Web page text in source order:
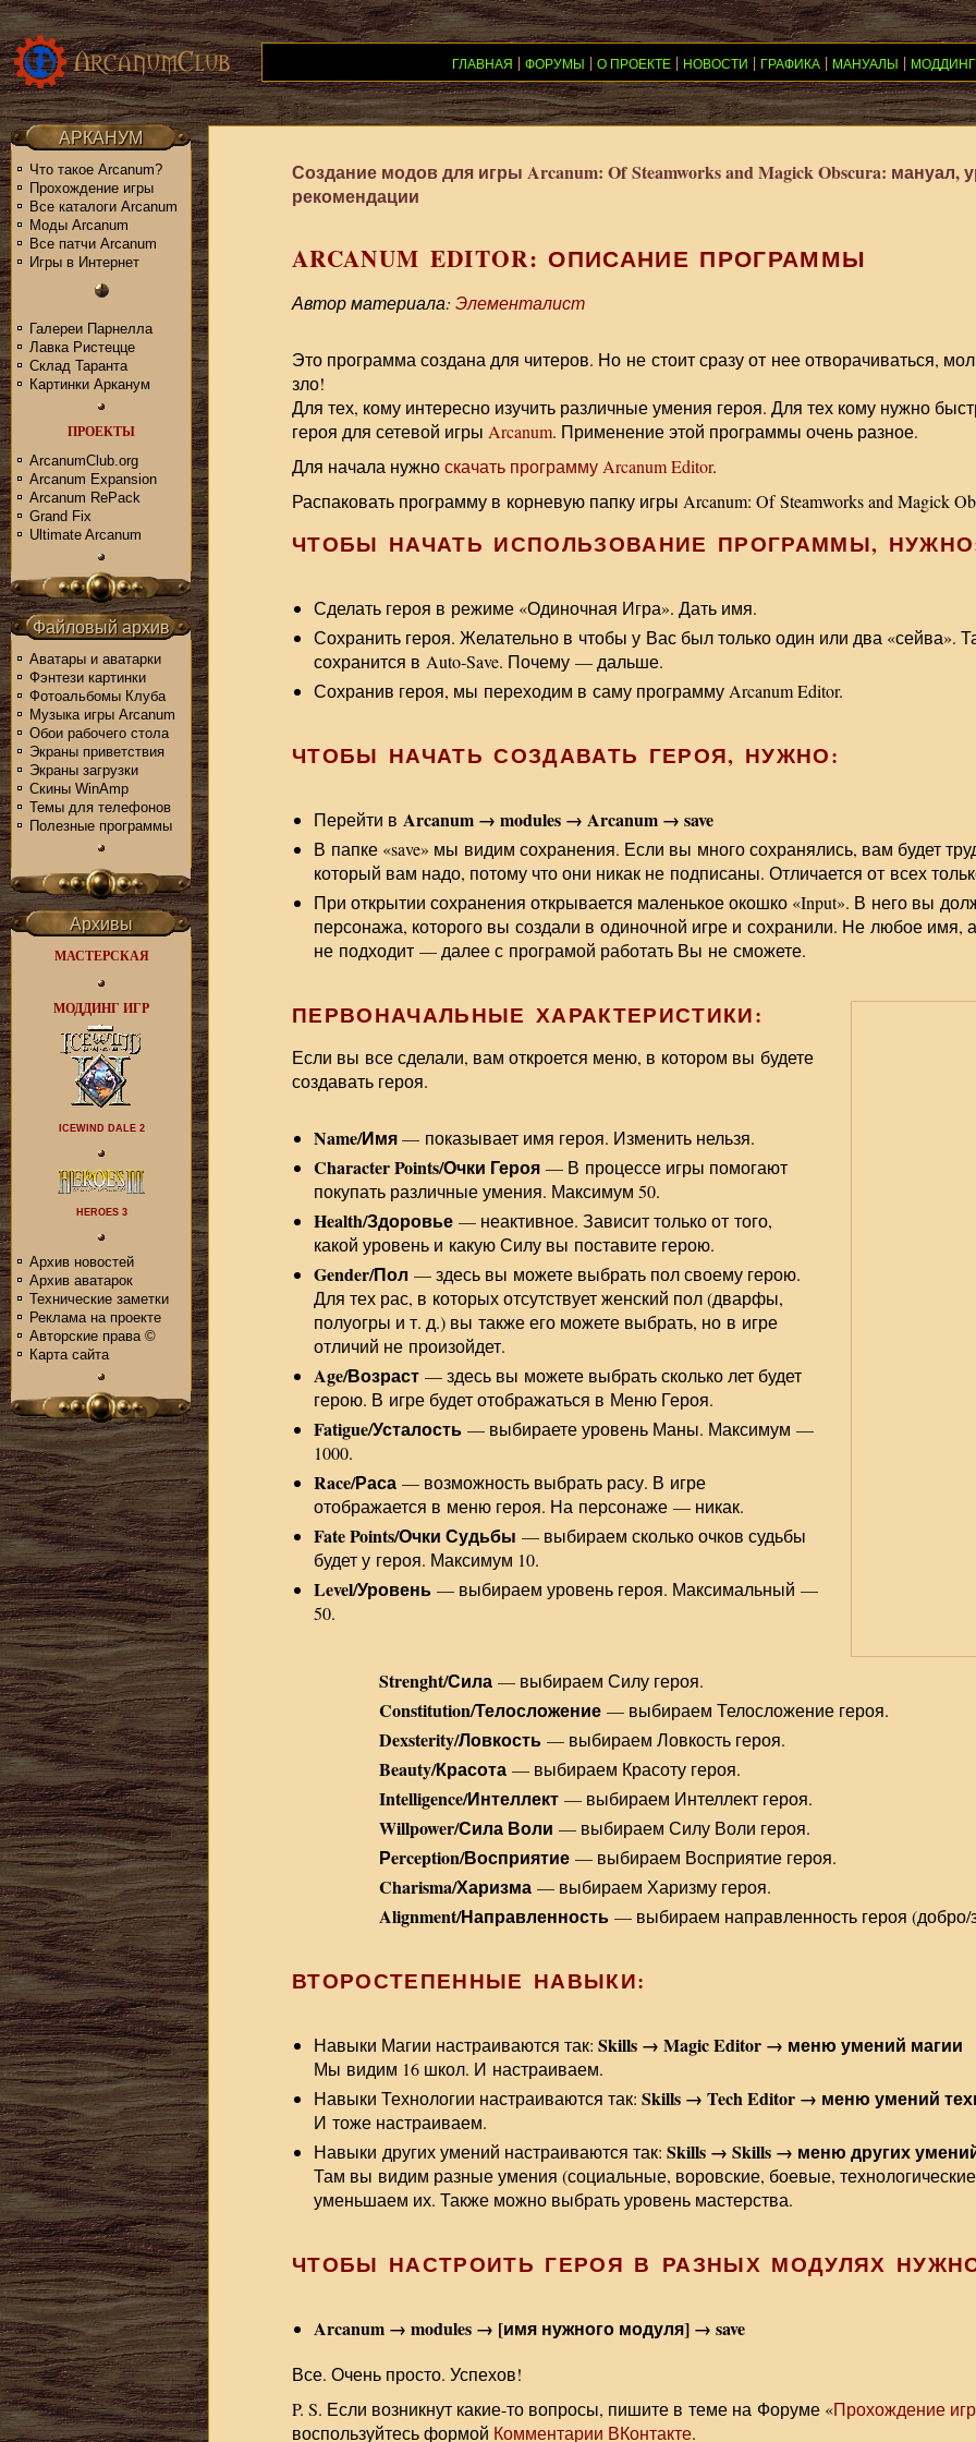
ГЛАВНАЯ | ФОРУМЫ | О ПРОЕКТЕ| НОВОСТИ | ГРАФИКА| МАНУАЛЫ | МОДДИНГ
АРКАНУМ
Что такое Arcanum?
Прохождение игры
Все каталоги Arcanum
Моды Arcanum
Все патчи Arcanum
Игры в Интернет
Галереи Парнелла
Лавка Ристецце
Склад Таранта
Картинки Арканум
ПРОЕКТЫ
ArcanumClub.org
Arcanum Expansion
Arcanum RePack
Grand Fix
Ultimate Arcanum
Файловый архив
Аватары и аватарки
Фэнтези картинки
Фотоальбомы Клуба
Музыка игры Arcanum
Обои рабочего стола
Экраны приветствия
Экраны загрузки
Скины WinAmp
Темы для телефонов
Полезные программы
Архивы
МАСТЕРСКАЯ
МОДДИНГ ИГР
ICEWIND DALE 2
HEROES 3
Архив новостей
Архив аватарок
Технические заметки
Реклама на проекте
Авторские права ©
Карта сайта
Создание модов для игры Arcanum: Of Steamworks and Magick Obscura: мануал,
рекомендации
ARCANUM EDITOR: ОПИСАНИЕ ПРОГРАММЫ
Автор материала: Элементалист
Это программа создана для читеров. Но не стоит сразу от нее отворачиваться,
зло!
Для тех, кому интересно изучить различные умения героя. Для тех кому нужно
героя для сетевой игры Arcanum. Применение этой программы очень разное.
Для начала нужноскачать программу Arcanum Editor.
Распаковать программу в корневую папку игры Arcanum: Of Steamworks and Magick
ЧТОБЫ НАЧАТЬ ИСПОЛЬЗОВАНИЕ ПРОГРАММЫ,
Сделать героя в режиме «Одиночная Игра». Дать имя.
Сохранить героя. Желательно в чтобы у Вас был только один или два «сейва».
сохранится в Auto-Save. Почему — дальше.
Сохранив героя, мы переходим в саму программу Arcanum Editor.
ЧТОБЫ НАЧАТЬ СОЗДАВАТЬ ГЕРОЯ, НУЖНО:
Перейти в Arcanum → modules → Arcanum → save
В папке «save» мы видим сохранения. Если вы много сохранялись, вам будет
который вам надо, потому что они никак не подписаны. Отличается от всех
При открытии сохранения открывается маленькое окошко «Input». В него вы
персонажа, которого вы создали в одиночной игре и сохранили. Не любое имя,
не подходит — далее с програмой работать Вы не сможете.
ПЕРВОНАЧАЛЬНЫЕ ХАРАКТЕРИСТИКИ:
Если вы все сделали, вам откроется меню, в котором вы будете
создавать героя.
Name/Имя— показывает имя героя. Изменить нельзя.
Character Points/Очки Героя — В процессе игры помогают
покупать различные умения. Максимум 50.
Health/Здоровье — неактивное. Зависит только от того,
какой уровень и какую Силу вы поставите герою.
Gender/Пол — здесь вы можете выбрать пол своему герою.
Для тех рас, в которых отсутствует женский пол (дварфы,
полуогры и т. д.) вы также его можете выбрать, но в игре
отличий не произойдет.
Age/Возраст — здесь вы можете выбрать сколько лет будет
герою. В игре будет отображаться в Меню Героя.
Fatigue/Усталость — выбираете уровень Маны. Максимум —
1000.
Race/Раса — возможность выбрать расу. В игре
отображается в меню героя. На персонаже — никак.
Fate Points/Очки Судьбы — выбираем сколько очков судьбы
будет у героя. Максимум 10.
Level/Уровень — выбираем уровень героя. Максимальный —
50.
Strenght/Сила — выбираем Силу героя.
Constitution/Телосложение — выбираем Телосложение героя.
Dexsterity/Ловкость — выбираем Ловкость героя.
Beauty/Красота — выбираем Красоту героя.
Intelligence/Интеллект — выбираем Интеллект героя.
Willpower/Сила Воли — выбираем Силу Воли героя.
Рerception/Восприятие — выбираем Восприятие героя.
Charisma/Харизма — выбираем Харизму героя.
Alignment/Направленность — выбираем направленность героя (добро/
ВТОРОСТЕПЕННЫЕ НАВЫКИ:
Навыки Магии настраиваются так: Skills → Magic Editor → меню умений магии
Мы видим 16 школ. И настраиваем.
Навыки Технологии настраиваются так: Skills → Tech Editor → меню умений
И тоже настраиваем.
Навыки других умений настраиваются так: Skills → Skills → меню других
Там вы видим разные умения (социальные, воровские, боевые,
уменьшаем их. Также можно выбрать уровень мастерства.
ЧТОБЫ НАСТРОИТЬ ГЕРОЯ В РАЗНЫХ МОДУЛЯХ
Arcanum → modules → [имя нужного модуля] → save
Все. Очень просто. Успехов!
P. S. Если возникнут какие-то вопросы, пишите в теме на Форуме «Прохождение
воспользуйтесь формой Комментарии ВКонтакте.